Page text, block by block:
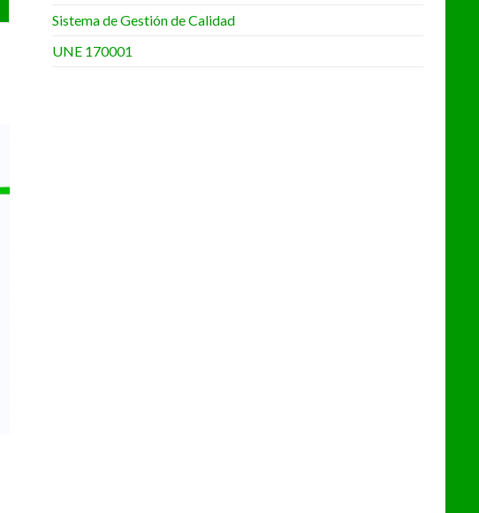
Sistema de Gestión de Calidad
UNE 170001